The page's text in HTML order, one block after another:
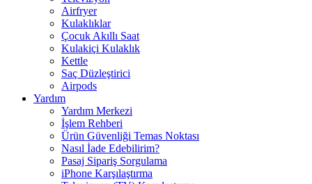
Airfryer
Kulaklıklar
Çocuk Akıllı Saat
Kulakiçi Kulaklık
Kettle
Saç Düzleştirici
Airpods
Yardım
Yardım Merkezi
İşlem Rehberi
Ürün Güvenliği Temas Noktası
Nasıl İade Edebilirim?
Pasaj Sipariş Sorgulama
iPhone Karşılaştırma